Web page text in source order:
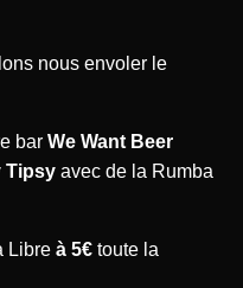
nous envoler le
bar We Want Beer
Tipsy avec de la Rumba
Libre à 5€ toute la